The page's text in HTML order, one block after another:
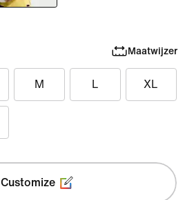
Maatwijzer
M L XL
Customize